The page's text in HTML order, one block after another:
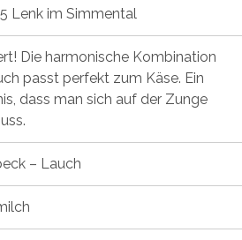
Lenk im Simmental
Die harmonische Kombination
passt perfekt zum Käse. Ein
dass man sich auf der Zunge
– Lauch